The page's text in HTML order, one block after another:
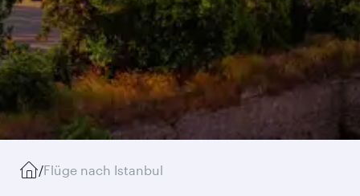
/Flüge nach Istanbul